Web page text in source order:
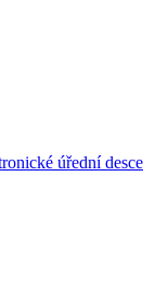
úřední desce